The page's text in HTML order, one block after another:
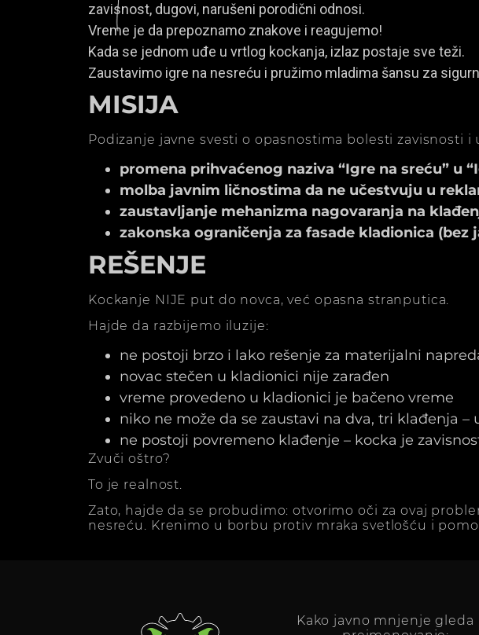
zavisnost, dugovi, narušeni porodični odnosi.
Vreme je da prepoznamo znakove i reagujemo!
Kada se jednom uđe u vrtlog kockanja, izlaz postaje sve teži.
Zaustavimo igre na nesreću i pružimo mladima šansu za
MISIJA
Podizanje javne svesti o opasnostima bolesti
promena prihvaćenog naziva “Igre na sreću” u
molba javnim ličnostima da ne učestvuju u
zaustavljanje mehanizma nagovaranja na
zakonska ograničenja za fasade kladionica (bez
REŠENJE
Kockanje NIJE put do novca, već opasna stranputica.
Hajde da razbijemo iluzije:
ne postoji brzo i lako rešenje za materijalni
novac stečen u kladionici nije zarađen
vreme provedeno u kladionici je bačeno vreme
niko ne može da se zaustavi na dva, tri klađenja –
ne postoji povremeno klađenje – kocka je
Zvuči oštro?
To je realnost.
Zato, hajde da se probudimo: otvorimo oči za ovaj
nesreću. Krenimo u borbu protiv mraka svetlošću i
Kako javno mnjenje gleda